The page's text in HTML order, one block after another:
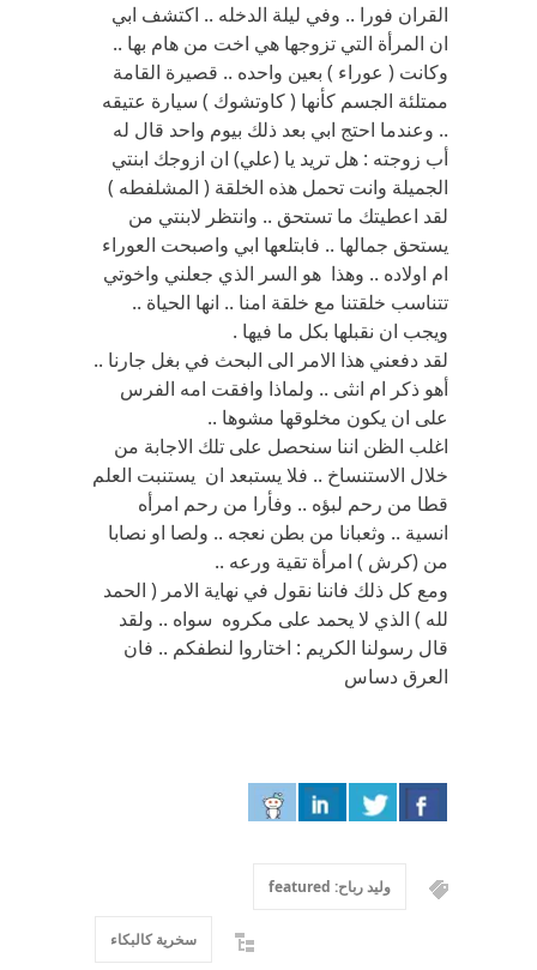
القران فورا .. وفي ليلة الدخله .. اكتشف ابي
ان المرأة التي تزوجها هي اخت من هام بها ..
وكانت ( عوراء ) بعين واحده .. قصيرة القامة
ممتلئة الجسم كأنها ( كاوتشوك ) سيارة عتيقه
.. وعندما احتج ابي بعد ذلك بيوم واحد قال له
أب زوجته : هل تريد يا (علي) ان ازوجك ابنتي
الجميلة وانت تحمل هذه الخلقة ( المشلفطه )
لقد اعطيتك ما تستحق .. وانتظر لابنتي من
يستحق جمالها .. فابتلعها ابي واصبحت العوراء
ام اولاده .. وهذا هو السر الذي جعلني واخوتي
تتناسب خلقتنا مع خلقة امنا .. انها الحياة ..
ويجب ان نقبلها بكل ما فيها .
لقد دفعني هذا الامر الى البحث في بغل جارنا ..
أهو ذكر ام انثى .. ولماذا وافقت امه الفرس
على ان يكون مخلوقها مشوها ..
اغلب الظن اننا سنحصل على تلك الاجابة من
خلال الاستنساخ .. فلا يستبعد ان يستنبت العلم
قطا من رحم لبؤه .. وفأرا من رحم امرأه
انسية .. وثعبانا من بطن نعجه .. ولصا او نصابا
من (كرش ) امرأة تقية ورعه ..
ومع كل ذلك فاننا نقول في نهاية الامر ( الحمد
لله ) الذي لا يحمد على مكروه سواه .. ولقد
قال رسولنا الكريم : اختاروا لنطفكم .. فان
العرق دساس
وليد رباح: featured
سخرية كالبكاء